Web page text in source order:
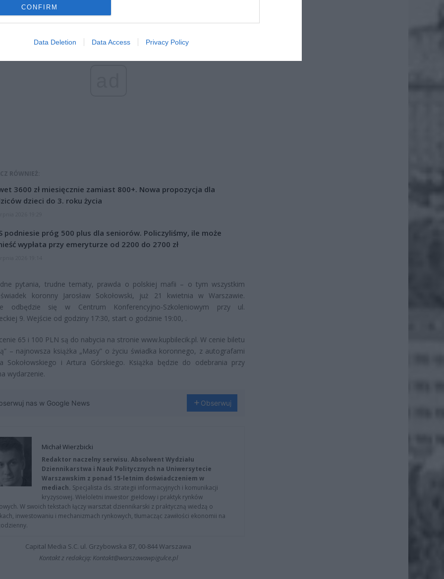
CONFIRM
Data Deletion Data Access Privacy Policy
RÓWNIEŻ:
3600 zł miesięcznie zamiast 800+. Nowa propozycja dla
dzieci do 3. roku życia
podniesie próg 500 plus dla seniorów. Policzyliśmy, ile może
wypłata przy emeryturze od 2200 do 2700 zł
pytania, trudne tematy, prawda o polskiej mafii – o tym wszystkim
koronny Jarosław Sokołowski, już 21 kwietnia w Warszawie.
odbędzie się w Centrum Konferencyjno-Szkoleniowym przy ul.
9. Wejście od godziny 17:30, start o godzinie 19:00, .
65 i 100 PLN są do nabycia na stronie www.kupbilecik.pl. W cenie biletu
– najnowsza książka „Masy” o życiu świadka koronnego, z autografami
Sokołowskiego i Artura Górskiego. Książka będzie do odebrania przy
wydarzenie.
nas w Google News Obserwuj
Michał Wierzbicki
Redaktor naczelny serwisu. Absolwent Wydziału
Dziennikarstwa i Nauk Politycznych na Uniwersytecie
Warszawskim z ponad 15-letnim doświadczeniem w
mediach. Specjalista ds. strategii informacyjnych i komunikacji
kryzysowej. Wieloletni inwestor giełdowy i praktyk rynków
W swoich tekstach łączy warsztat dziennikarski z praktyczną wiedzą o
inwestowaniu i mechanizmach rynkowych, tłumacząc zawiłości ekonomii na
Capital Media S.C. ul. Grzybowska 87, 00-844 Warszawa
Kontakt z redakcją: Kontakt@warszawawpigulce.pl